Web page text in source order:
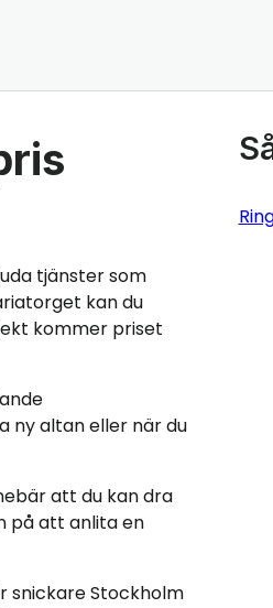
tjänster som
kan du
kommer priset
ny altan eller när du
att du kan dra
på att anlita en
snickare Stockholm